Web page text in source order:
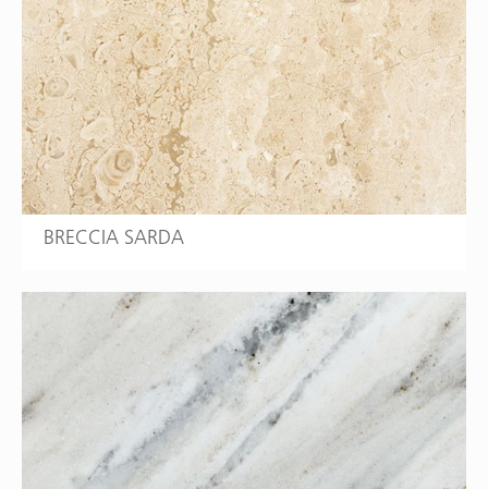
BRECCIA SARDA